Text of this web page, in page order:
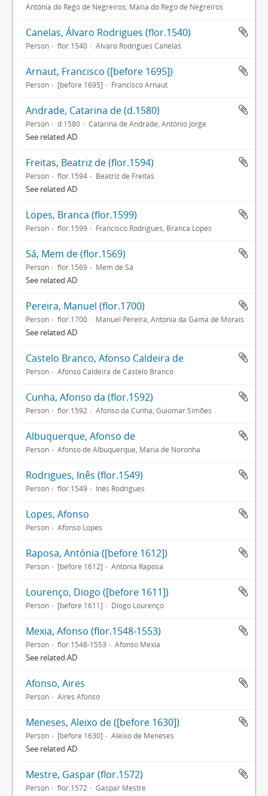
Antónia do Rego de Negreiros; Maria do Rego de Negreiros
Canelas, Álvaro Rodrigues (flor.1540)
Person flor.1540 Álvaro Rodrigues Canelas
Arnaut, Francisco ([before 1695])
Person [before 1695] Francisco Arnaut
Andrade, Catarina de (d.1580)
Person d.1580 Catarina de Andrade; António Jorge
See related AD
Freitas, Beatriz de (flor.1594)
Person flor.1594 Beatriz de Freitas
See related AD
Lopes, Branca (flor.1599)
Person flor.1599 Francisco Rodrigues, Branca Lopes
Sá, Mem de (flor.1569)
Person flor.1569 Mem de Sá
See related AD
Pereira, Manuel (flor.1700)
Person flor.1700 Manuel Pereira, Antónia da Gama de Morais
See related AD
Castelo Branco, Afonso Caldeira de
Person Afonso Caldeira de Castelo Branco
Cunha, Afonso da (flor.1592)
Person flor.1592 Afonso da Cunha; Guiomar Simões
Albuquerque, Afonso de
Person Afonso de Albuquerque, Maria de Noronha
Rodrigues, Inês (flor.1549)
Person flor.1549 Inês Rodrigues
Lopes, Afonso
Person Afonso Lopes
Raposa, Antónia ([before 1612])
Person [before 1612] Antónia Raposa
Lourenço, Diogo ([before 1611])
Person [before 1611] Diogo Lourenço
Mexia, Afonso (flor.1548-1553)
Person flor.1548-1553 Afonso Mexia
See related AD
Afonso, Aires
Person Aires Afonso
Meneses, Aleixo de ([before 1630])
Person [before 1630] Aleixo de Meneses
See related AD
Mestre, Gaspar (flor.1572)
Person flor.1572 Gaspar Mestre